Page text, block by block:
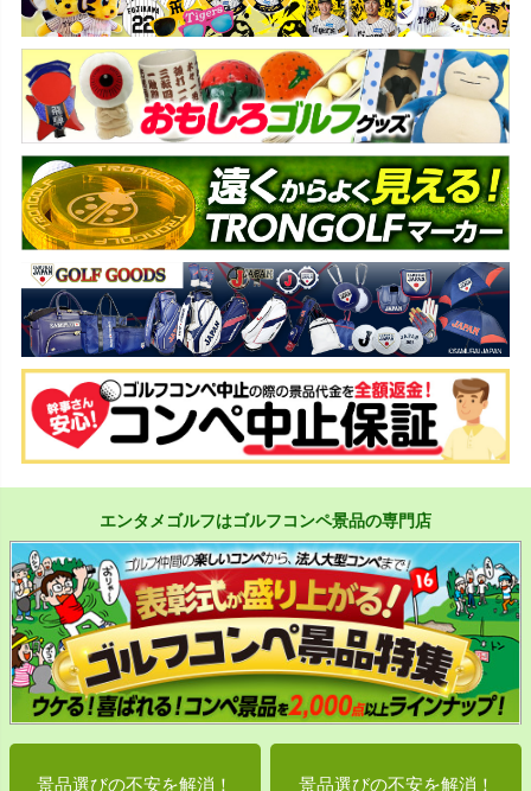
エンタメゴルフはゴルフコンペ景品の専門店
景品選びの不安を解消！ 景品選びの不安を解消！